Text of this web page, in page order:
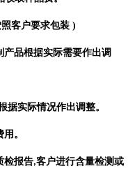
客户要求包装 )
产品根据实际需要作出调
据实际情况作出调整。
。
检报告,客户进行含量检测或